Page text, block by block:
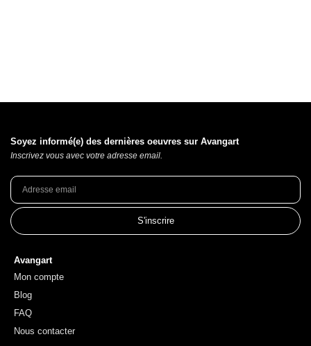
Avangart
Mon compte
Blog
FAQ
Nous contacter
Soyez informé(e) des dernières oeuvres sur Avangart
Inscrivez vous avec votre adresse email.
S'inscrire